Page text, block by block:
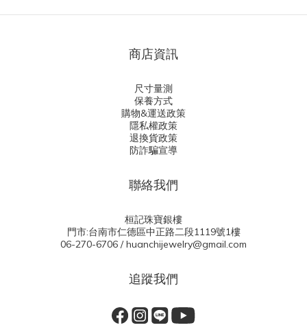
商店資訊
尺寸量測
保養方式
購物&運送政策
隱私權政策
退換貨政策
防詐騙宣導
聯絡我們
桓記珠寶銀樓
門市:台南市仁德區中正路二段1119號1樓
06-270-6706 / huanchijewelry@gmail.com
追蹤我們